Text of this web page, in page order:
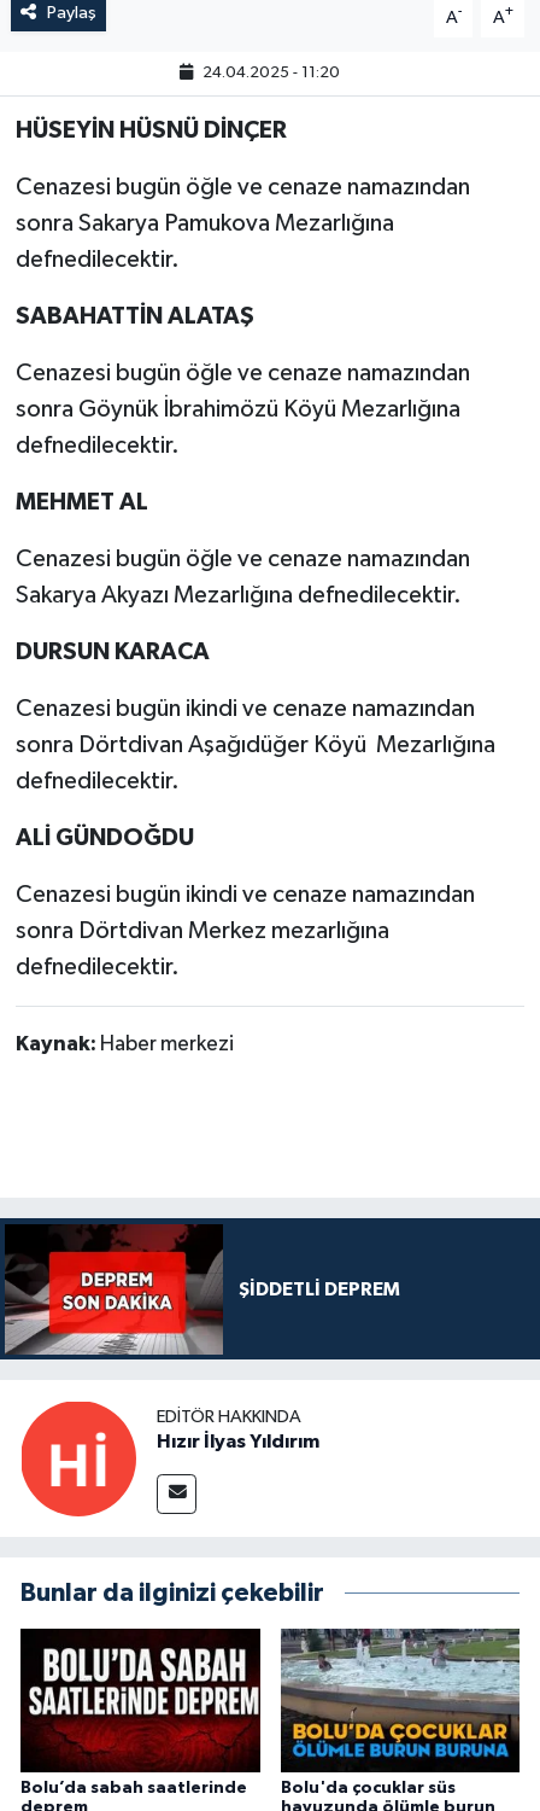
Paylaş A- A+
24.04.2025 - 11:20
HÜSEYİN HÜSNÜ DİNÇER
Cenazesi bugün öğle ve cenaze namazından
sonra Sakarya Pamukova Mezarlığına
defnedilecektir.
SABAHATTİN ALATAŞ
Cenazesi bugün öğle ve cenaze namazından
sonra Göynük İbrahimözü Köyü Mezarlığına
defnedilecektir.
MEHMET AL
Cenazesi bugün öğle ve cenaze namazından
Sakarya Akyazı Mezarlığına defnedilecektir.
DURSUN KARACA
Cenazesi bugün ikindi ve cenaze namazından
sonra Dörtdivan Aşağıdüğer Köyü Mezarlığına
defnedilecektir.
ALİ GÜNDOĞDU
Cenazesi bugün ikindi ve cenaze namazından
sonra Dörtdivan Merkez mezarlığına
defnedilecektir.
Kaynak: Haber merkezi
ŞİDDETLİ DEPREM
EDITÖR HAKKINDA
Hızır İlyas Yıldırım
Bunlar da ilginizi çekebilir
Bolu’da sabah saatlerinde
deprem
Bolu'da çocuklar süs
havuzunda ölümle burun